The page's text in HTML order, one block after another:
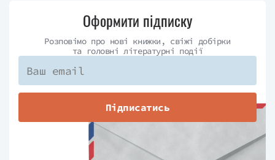
Оформити підписку
Розповімо про нові книжки, свіжі добірки
та головні літературні події
Підписатись